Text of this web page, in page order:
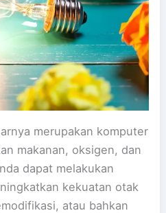
merupakan komputer
makanan, oksigen, dan
dapat melakukan
kekuatan otak
atau bahkan